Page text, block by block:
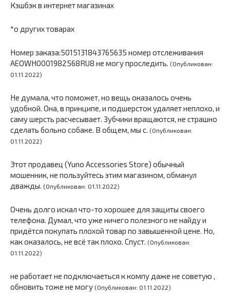
Кэшбэк в интернет магазинах
*о других товарах
Номер заказа:5015131843765635 номер отслеживания
AEOWH0001982568RU8 не могу проследить. (Опубликован:
01.11.2022)
Не думала, что поможет, но вещь оказалось очень
удобной. Она, в принципе, и подшерсток удаляет неплохо, и
саму шерсть расчесывает. Зубчики вращаются, не страшно
сделать больно собаке. В общем, мы с. (Опубликован:
01.11.2022)
Этот продавец (Yuno Accessories Store) обычный
мошенник, не пользуйтесь этим магазином, обманул
дважды. (Опубликован: 01.11.2022)
Очень долго искал что-то хорошее для защиты своего
телефона. Думал, что уже ничего полезного не найду и
придётся покупать плохой товар по завышенной цене. Но,
как оказалось, не всё так плохо. Спуст. (Опубликован:
01.11.2022)
не работает не подключаеться к компу даже не советую ,
обновить тоже не могу (Опубликован: 01.11.2022)